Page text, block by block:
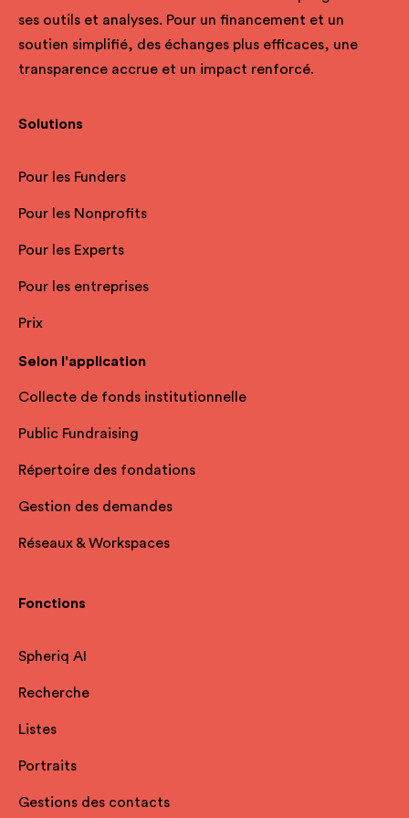
ses outils et analyses. Pour un financement et un
soutien simplifié, des échanges plus efficaces, une
transparence accrue et un impact renforcé.
Solutions
Pour les Funders
Pour les Nonprofits
Pour les Experts
Pour les entreprises
Prix
Selon l'application
Collecte de fonds institutionnelle
Public Fundraising
Répertoire des fondations
Gestion des demandes
Réseaux & Workspaces
Fonctions
Spheriq AI
Recherche
Listes
Portraits
Gestions des contacts